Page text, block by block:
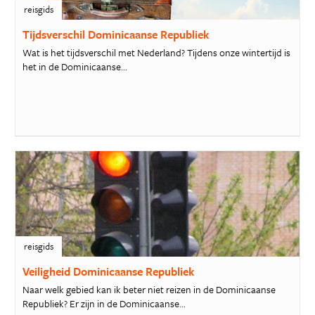
reisgids
Tijdsverschil Dominicaanse Republiek
Wat is het tijdsverschil met Nederland? Tijdens onze wintertijd is
het in de Dominicaanse...
reisgids
Veiligheid Dominicaanse Republiek
Naar welk gebied kan ik beter niet reizen in de Dominicaanse
Republiek? Er zijn in de Dominicaanse...